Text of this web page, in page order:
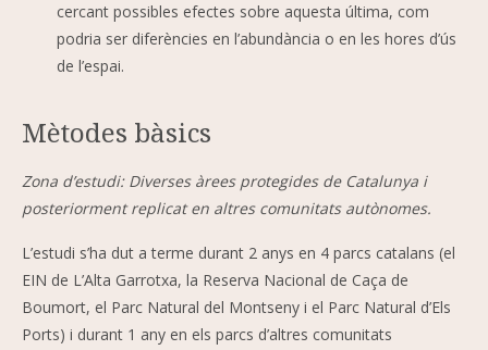
cercant possibles efectes sobre aquesta última, com
podria ser diferències en l’abundància o en les hores d’ús
de l’espai.
Mètodes bàsics
Zona d’estudi: Diverses àrees protegides de Catalunya i
posteriorment replicat en altres comunitats autònomes.
L’estudi s’ha dut a terme durant 2 anys en 4 parcs catalans (el
EIN de L’Alta Garrotxa, la Reserva Nacional de Caça de
Boumort, el Parc Natural del Montseny i el Parc Natural d’Els
Ports) i durant 1 any en els parcs d’altres comunitats